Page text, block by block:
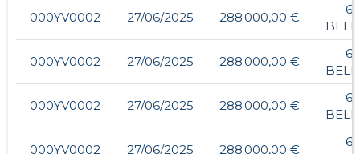
000YV0002 27/06/2025 288 000,00 €
000YV0002 27/06/2025 288 000,00 €
000YV0002 27/06/2025 288 000,00 €
000YV0002 27/06/2025 288 000,00 €